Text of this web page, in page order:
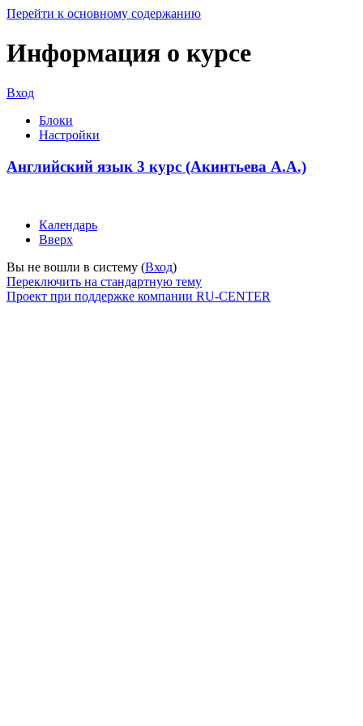
Перейти к основному содержанию
Информация о курсе
Вход
Блоки
Настройки
Английский язык 3 курс (Акинтьева А.А.)
Календарь
Вверх
Вы не вошли в систему (Вход)
Переключить на стандартную тему
Проект при поддержке компании RU-CENTER